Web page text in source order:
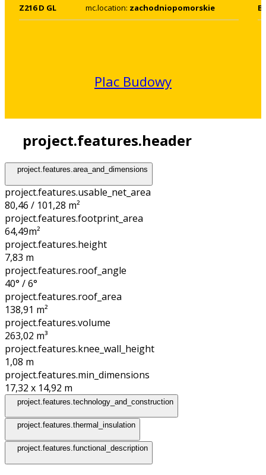
Z216 D GL mc.location: zachodniopomorskie
Plac Budowy
project.features.header
project.features.area_and_dimensions
project.features.usable_net_area
80,46 / 101,28 m²
project.features.footprint_area
64,49m²
project.features.height
7,83 m
project.features.roof_angle
40° / 6°
project.features.roof_area
138,91 m²
project.features.volume
263,02 m³
project.features.knee_wall_height
1,08 m
project.features.min_dimensions
17,32 x 14,92 m
project.features.technology_and_construction
project.features.thermal_insulation
project.features.functional_description